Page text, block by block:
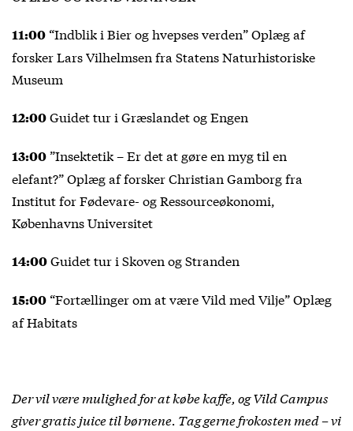
11:00 “Indblik i Bier og hvepses verden” Oplæg af
forsker Lars Vilhelmsen fra Statens Naturhistoriske
Museum
12:00Guidet tur i Græslandet og Engen
13:00”Insektetik – Er det at gøre en myg til en
elefant?” Oplæg af forsker Christian Gamborg fra
Institut for Fødevare- og Ressourceøkonomi,
Københavns Universitet
14:00Guidet tur i Skoven og Stranden
15:00 “Fortællinger om at være Vild med Vilje” Oplæg
af Habitats
Der vil være mulighed for at købe kaffe, og Vild Campus
giver gratis juice til børnene. Tag gerne frokosten med – vi